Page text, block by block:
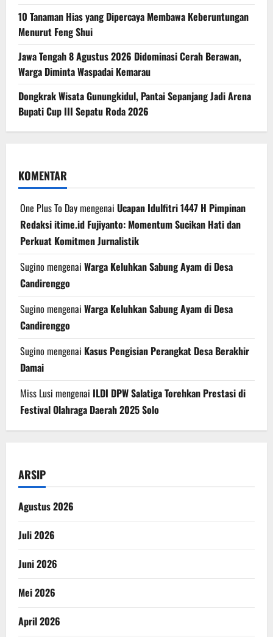
10 Tanaman Hias yang Dipercaya Membawa Keberuntungan
Menurut Feng Shui
Jawa Tengah 8 Agustus 2026 Didominasi Cerah Berawan,
Warga Diminta Waspadai Kemarau
Dongkrak Wisata Gunungkidul, Pantai Sepanjang Jadi Arena
Bupati Cup III Sepatu Roda 2026
KOMENTAR
One Plus To Daymengenai Ucapan Idulfitri 1447 H Pimpinan
Redaksi itime.id Fujiyanto: Momentum Sucikan Hati dan
Perkuat Komitmen Jurnalistik
Sugino mengenai Warga Keluhkan Sabung Ayam di Desa
Candirenggo
Sugino mengenai Warga Keluhkan Sabung Ayam di Desa
Candirenggo
Sugino mengenai Kasus Pengisian Perangkat Desa Berakhir
Damai
Miss Lusi mengenai ILDI DPW Salatiga Torehkan Prestasi di
Festival Olahraga Daerah 2025 Solo
ARSIP
Agustus 2026
Juli 2026
Juni 2026
Mei 2026
April 2026